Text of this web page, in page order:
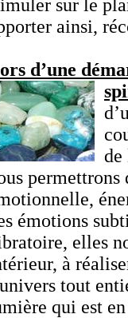
sur le
ainsi,
d’une
de
permettrons
émotions
elles
à
tout
qui est